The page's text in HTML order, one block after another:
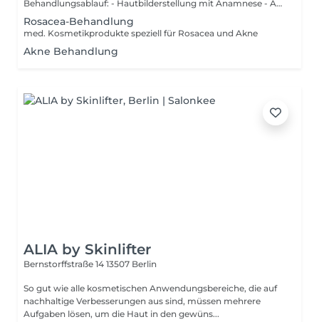
Behandlungsablauf: - Hautbilderstellung mit Anamnese - Auswertung mit Empfehlungen für mehr Wohlfühlen in der Haut - Messung des PH-Wertes der Haut - Vorher- und Nachher Fotos (mit schriftlicher Genehmigung) - Sachès für die Homepflege - kosmetische Erstbehandlung
Rosacea-Behandlung
med. Kosmetikprodukte speziell für Rosacea und Akne
Akne Behandlung
ALIA by Skinlifter
Bernstorffstraße 14 13507 Berlin
So gut wie alle kosmetischen Anwendungsbereiche, die auf
nachhaltige Verbesserungen aus sind, müssen mehrere
Aufgaben lösen, um die Haut in den gewüns...